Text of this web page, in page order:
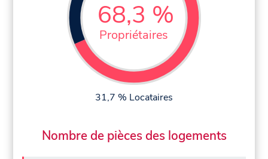
68,3 %
Propriétaires
31,7 % Locataires
Nombre de pièces des logements